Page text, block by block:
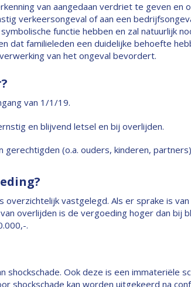
van aangedaan verdriet te geven en
verkeersongeval of aan een
functie hebben en zal natuurlijk
dat familieleden een duidelijke behoefte
van het ongeval bevordert.
van 1/1/19.
en blijvend letsel en bij overlijden.
gerechtigden (o.a. ouders, kinderen,
overzichtelijk vastgelegd. Als er sprake is
overlijden is de vergoeding hoger dan bij
.
shockschade. Ook deze is een immateriële
shockschade kan worden uitgekeerd na